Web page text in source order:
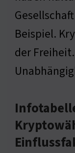
Beispiel.
der